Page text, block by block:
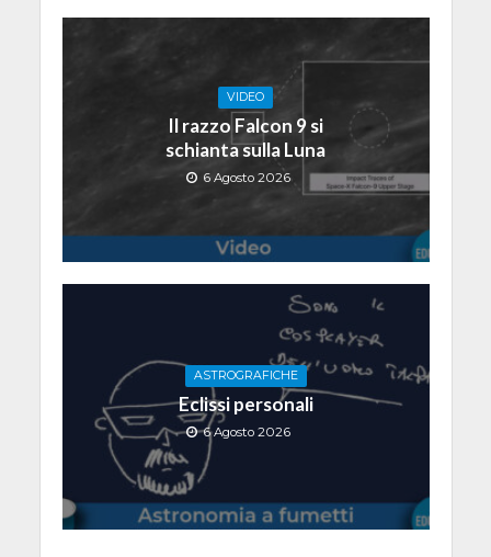
VIDEO
Il razzo Falcon 9 si
schianta sulla Luna
6 Agosto 2026
ASTROGRAFICHE
Eclissi personali
6 Agosto 2026